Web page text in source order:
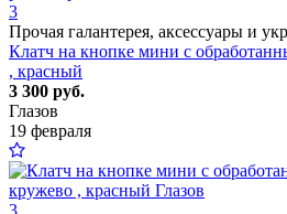
3
Прочая галантерея, аксессуары и
Клатч на кнопке мини с
, красный
3 300 руб.
Глазов
19 февраля
3